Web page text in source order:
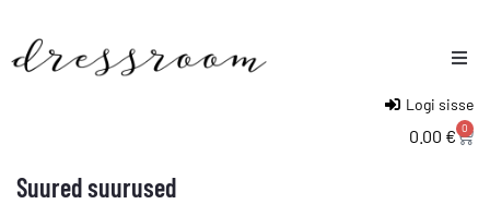
Logi sisse
0.00 € 0
Suured suurused